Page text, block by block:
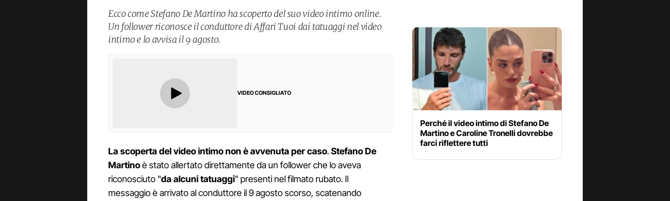
Ecco come Stefano De Martino ha scoperto del suo video intimo online.
Un follower riconosce il conduttore di Affari Tuoi dai tatuaggi nel video
intimo e lo avvisa il 9 agosto.
VIDEO CONSIGLIATO
La scoperta del video intimo non è avvenuta per caso.StefanoDe
Martinoè stato allertato direttamente da un follower che lo aveva
riconosciuto "da alcuni tatuaggi" presenti nel filmato rubato. Il
messaggio è arrivato al conduttore il 9 agosto scorso, scatenando
Perché il video intimo di Stefano De
Martino e Caroline Tronelli dovrebbe
farci riflettere tutti